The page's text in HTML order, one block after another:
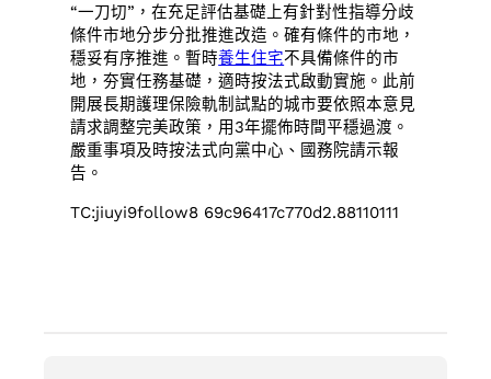
“一刀切”，在充足評估基礎上有針對性指導分歧
條件市地分步分批推進改造。確有條件的市地，
穩妥有序推進。暫時養生住宅不具備條件的市
地，夯實任務基礎，適時按法式啟動實施。此前
開展長期護理保險軌制試點的城市要依照本意見
請求調整完美政策，用3年擺佈時間平穩過渡。
嚴重事項及時按法式向黨中心、國務院請示報
告。
TC:jiuyi9follow8 69c96417c770d2.88110111